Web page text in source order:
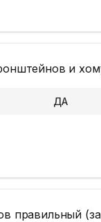
и
ДА
правильный